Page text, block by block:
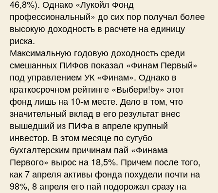
46,8%). Однако «Лукойл Фонд
профессиональный» до сих пор получал более
высокую доходность в расчете на единицу
риска.
Максимальную годовую доходность среди
смешанных ПИФов показал «Финам Первый»
под управлением УК «Финам». Однако в
краткосрочном рейтинге «Выбери!by» этот
фонд лишь на 10-м месте. Дело в том, что
значительный вклад в его результат внес
вышедший из ПИФа в апреле крупный
инвестор. В этом месяце по сугубо
бухгалтерским причинам пай «Финама
Первого» вырос на 18,5%. Причем после того,
как 7 апреля активы фонда похудели почти на
98%, 8 апреля его пай подорожал сразу на